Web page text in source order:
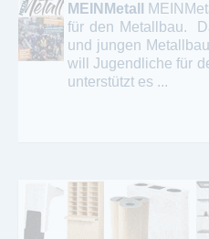
MEINMetall
für den Metallbau.
und jungen
will Jugendliche für
unterstützt es ...